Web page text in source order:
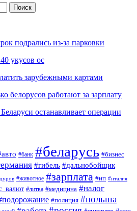
подрались из-за парковки
укусов ос
зарубежными картами
белорусов работают за зарплату
останавливает операции
#банк #беларусь #бизнес
#гибель #дальнобойщик
#животное #зарплата #ип #италия
#литва #медицина #налог
#полиция #польша